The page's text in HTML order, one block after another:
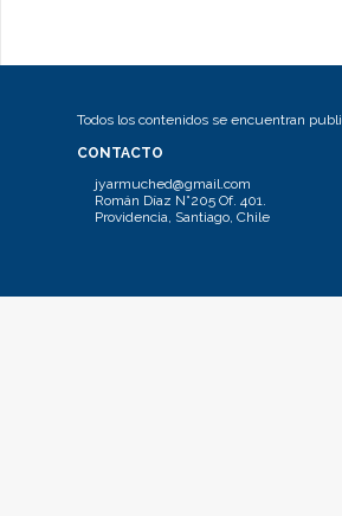
Todos los contenidos se encuentran
CONTACTO
jyarmuched@gmail.com
Román Díaz N°205 Of. 401.
Providencia, Santiago, Chile